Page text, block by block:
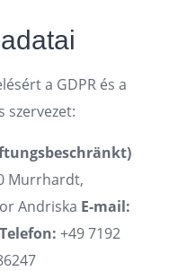
a GDPR és a
szervezet:
Murrhardt,
Andriska E-mail:
Telefon: +49 7192